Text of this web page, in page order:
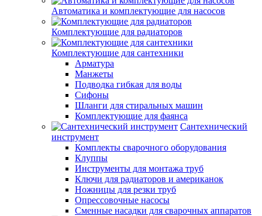
Автоматика и комплектующие для насосов
Комплектующие для радиаторов
Комплектующие для сантехники
Арматура
Манжеты
Подводка гибкая для воды
Сифоны
Шланги для стиральных машин
Комплектующие для фаянса
Сантехнический
инструмент
Комплекты сварочного оборудования
Клуппы
Инструменты для монтажа труб
Ключи для радиаторов и американок
Ножницы для резки труб
Опрессовочные насосы
Сменные насадки для сварочных аппаратов